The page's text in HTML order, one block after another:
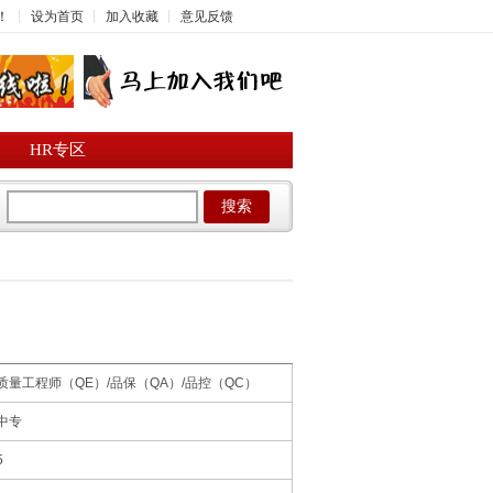
设为首页 加入收藏 意见反馈
HR专区
搜索
量工程师（QE）/品保（QA）/品控（QC）
专